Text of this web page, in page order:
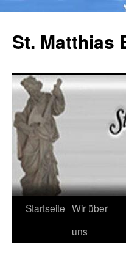
springen
St. Matthias
Startseite Wir über
uns